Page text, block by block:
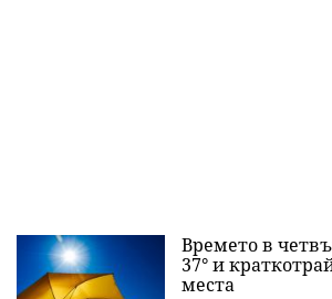
Времето в
37° и
места